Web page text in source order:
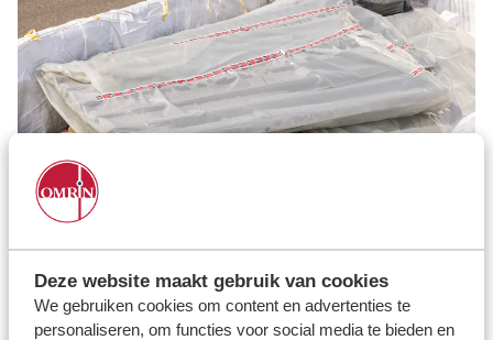
Deze website maakt gebruik van cookies
We gebruiken cookies om content en advertenties te
personaliseren, om functies voor social media te bieden en